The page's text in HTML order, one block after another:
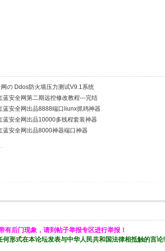
の Ddos防火墙压力测试V9.1系统
蓝安全网第二期远控修改教程---完结
蓝安全网出品8888端口liunx抓鸡神器
蓝安全网出品10000多线程套装神器
蓝安全网出品8000神器端口神器
后门现象，请到帖子举报专区进行举报！
形式在本论坛发表与中华人民共和国法律相抵触的言论!